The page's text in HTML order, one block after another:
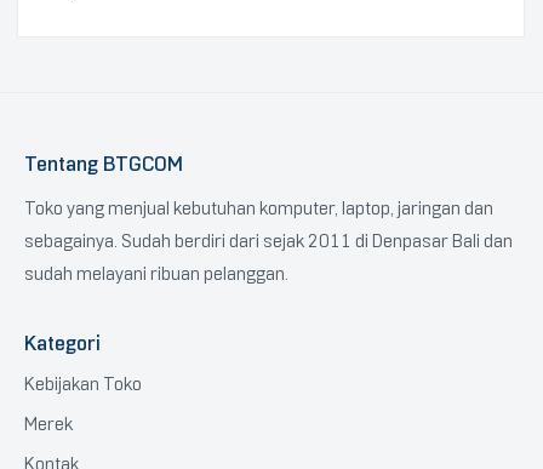
Tentang BTGCOM
Toko yang menjual kebutuhan komputer, laptop, jaringan dan
sebagainya. Sudah berdiri dari sejak 2011 di Denpasar Bali dan
sudah melayani ribuan pelanggan.
Kategori
Kebijakan Toko
Merek
Kontak